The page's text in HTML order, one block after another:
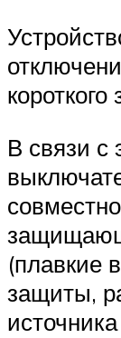
В связи с
(плавкие
защиты,